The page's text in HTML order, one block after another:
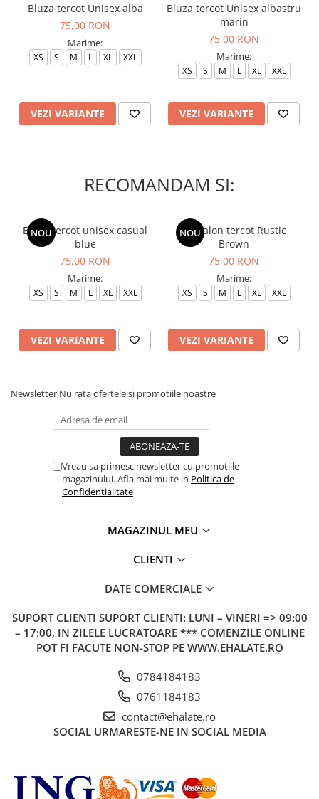
Bluza tercot Unisex alba
75,00 RON
Marime:
XS S M L XL XXL
VEZI VARIANTE
Bluza tercot Unisex albastru
marin
75,00 RON
Marime:
XS S M L XL XXL
VEZI VARIANTE
RECOMANDAM SI:
NOU
Bluza tercot unisex casual
blue
75,00 RON
Marime:
XS S M L XL XXL
VEZI VARIANTE
NOU
Pantalon tercot Rustic
Brown
75,00 RON
Marime:
XS S M L XL XXL
VEZI VARIANTE
Newsletter Nu rata ofertele si promotiile noastre
Vreau sa primesc newsletter cu promotiile
magazinului. Afla mai multe in Politica de
Confidentialitate
MAGAZINUL MEU
CLIENTI
DATE COMERCIALE
SUPORT CLIENTI SUPORT CLIENTI: LUNI – VINERI => 09:00
– 17:00, IN ZILELE LUCRATOARE *** COMENZILE ONLINE
POT FI FACUTE NON-STOP PE WWW.EHALATE.RO
0784184183
0761184183
contact@ehalate.ro
SOCIAL URMARESTE-NE IN SOCIAL MEDIA